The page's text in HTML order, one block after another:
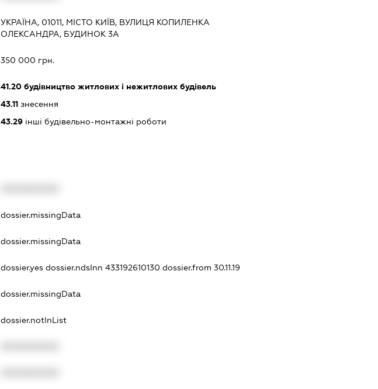
УКРАЇНА, 01011, МІСТО КИЇВ, ВУЛИЦЯ КОПИЛЕНКА
ОЛЕКСАНДРА, БУДИНОК 3А
350 000 грн.
41.20будівництво житлових і нежитлових будівель
43.11знесення
43.29інші будівельно-монтажні роботи
dossier.missingData
dossier.missingData
dossier.yes dossier.ndsInn 433192610130 dossier.from 30.11.19
dossier.missingData
dossier.notInList